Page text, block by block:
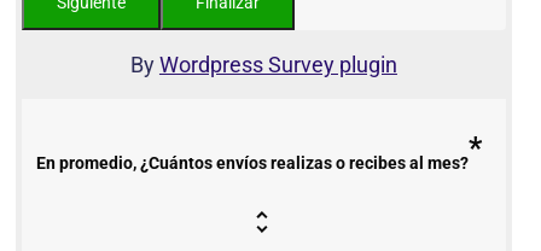
ByWordpress Survey plugin
En promedio, ¿Cuántos envíos realizas o recibes al mes?*